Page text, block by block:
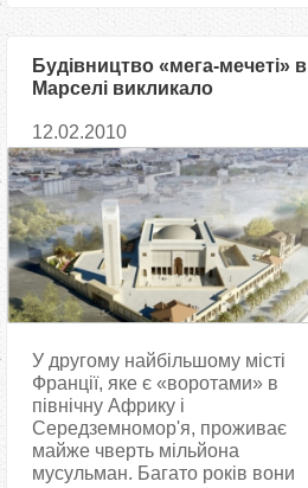
Будівництво «мега-мечеті» в
Марселі викликало
мусульман
12.02.2010
У другому найбільшому місті
Франції, яке є «воротами» в
північну Африку і
Середземномор'я, проживає
майже чверть мільйона
мусульман. Багато років вони